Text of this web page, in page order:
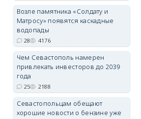
Возле памятника «Солдату и
Матросу» появятся каскадные
водопады
28 4176
Чем Севастополь намерен
привлекать инвесторов до 2039
года
25 2188
Севастопольцам обещают
хорошие новости о бензине уже